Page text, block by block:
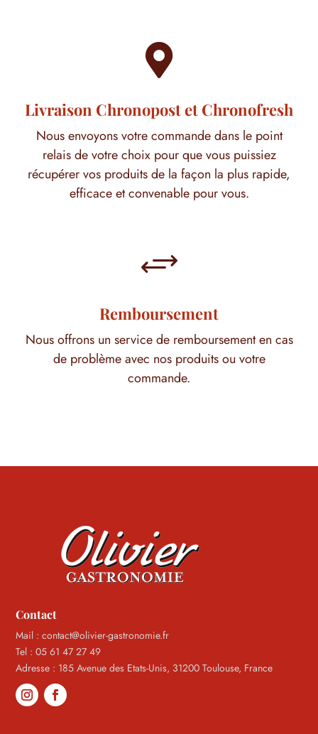

Livraison Chronopost et Chronofresh
Nous envoyons votre commande dans le point
relais de votre choix pour que vous puissiez
récupérer vos produits de la façon la plus rapide,
efficace et convenable pour vous.
+
Remboursement
Nous offrons un service de remboursement en cas
de problème avec nos produits ou votre
commande.
Contact
Mail : contact@olivier-gastronomie.fr
Tel : 05 61 47 27 49
Adresse : 185 Avenue des Etats-Unis, 31200 Toulouse, France